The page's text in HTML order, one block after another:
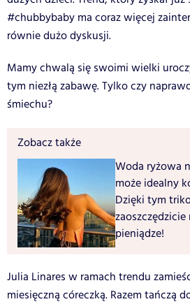
#chubbybaby ma coraz więcej
równie dużo dyskusji.
Mamy chwalą się swoimi wielki
tym niezłą zabawę. Tylko czy
śmiechu?
Zobacz także
Woda ryżowa
może idealny
Dzięki tym
pieniądze!
Julia Linares w ramach trendu
miesięczną córeczką. Razem tańczą